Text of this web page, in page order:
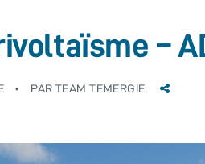
–
PAR TEAM TEMERGIE